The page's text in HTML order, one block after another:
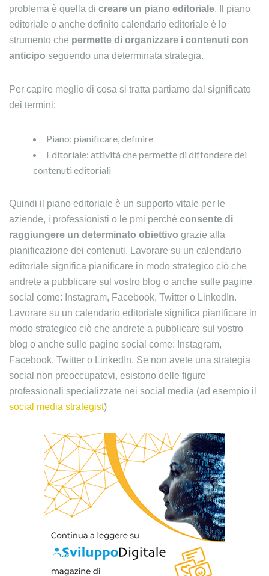
problema è quella di creare un piano editoriale. Il piano
editoriale o anche definito calendario editoriale è lo
strumento che permette di organizzare i contenuti con
anticipo seguendo una determinata strategia.
Per capire meglio di cosa si tratta partiamo dal significato
dei termini:
Piano: pianificare, definire
Editoriale: attività che permette di diffondere dei
contenuti editoriali
Quindi il piano editoriale è un supporto vitale per le
aziende, i professionisti o le pmi perché consente di
raggiungere un determinato obiettivo grazie alla
pianificazione dei contenuti. Lavorare su un calendario
editoriale significa pianificare in modo strategico ciò che
andrete a pubblicare sul vostro blog o anche sulle pagine
social come: Instagram, Facebook, Twitter o LinkedIn.
Lavorare su un calendario editoriale significa pianificare in
modo strategico ciò che andrete a pubblicare sul vostro
blog o anche sulle pagine social come: Instagram,
Facebook, Twitter o LinkedIn. Se non avete una strategia
social non preoccupatevi, esistono delle figure
professionali specializzate nei social media (ad esempio il
social media strategist)